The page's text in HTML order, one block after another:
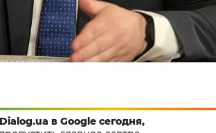
в Google сегодня,